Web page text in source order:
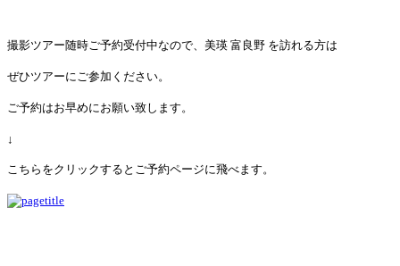
撮影ツアー随時ご予約受付中なので、美瑛 富良野 を訪れる方は
ぜひツアーにご参加ください。
ご予約はお早めにお願い致します。
↓
こちらをクリックするとご予約ページに飛べます。